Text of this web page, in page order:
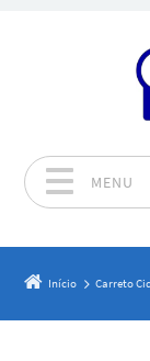
MENU
Início Carreto